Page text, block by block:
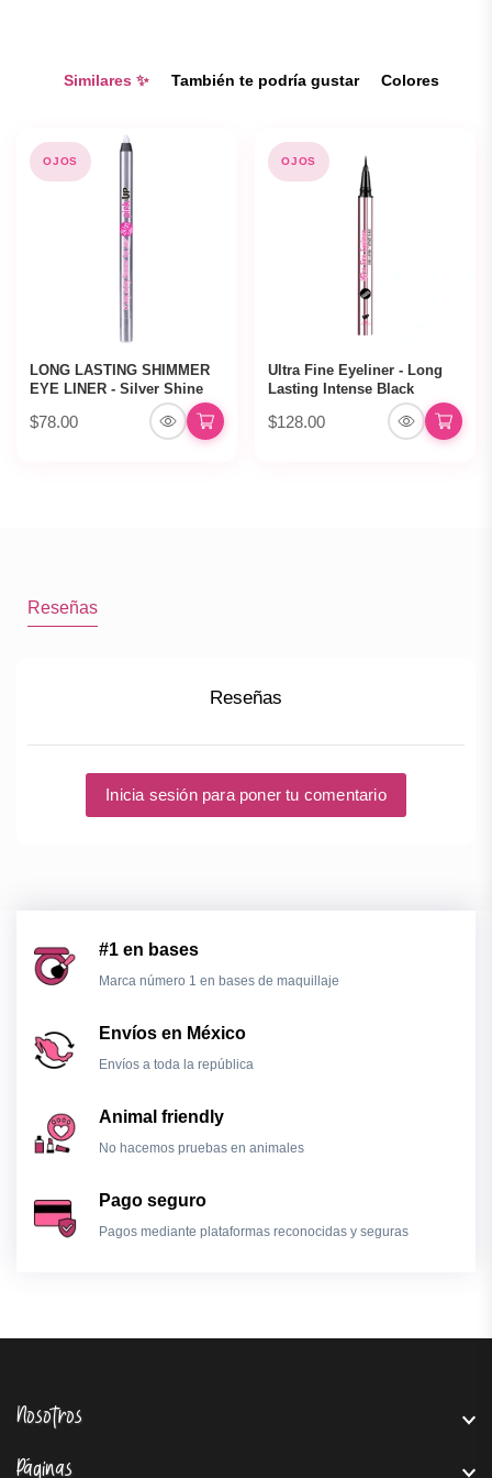
Similares ✨ También te podría gustar Colores
OJOS
LONG LASTING SHIMMER
EYE LINER - Silver Shine
$78.00
OJOS
Ultra Fine Eyeliner - Long
Lasting Intense Black
$128.00
Reseñas
Reseñas
Inicia sesión para poner tu comentario
#1 en bases
Marca número 1 en bases de maquillaje
Envíos en México
Envíos a toda la república
Animal friendly
No hacemos pruebas en animales
Pago seguro
Pagos mediante plataformas reconocidas y seguras
Nosotros
Páginas